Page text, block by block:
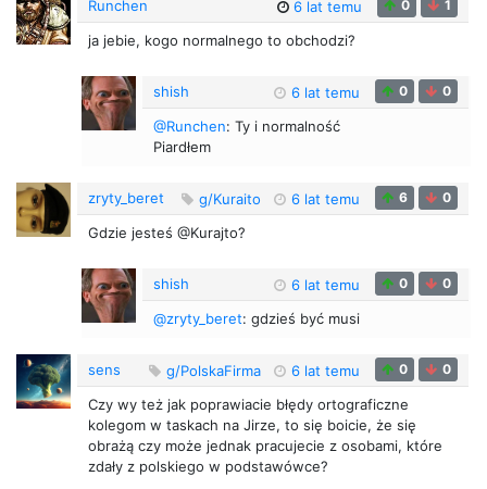
Runchen 6 lat temu 0 1
ja jebie, kogo normalnego to obchodzi?
shish 6 lat temu 0 0
@Runchen: Ty i normalność
Piardłem
zryty_beret g/Kuraito 6 lat temu 6 0
Gdzie jesteś @Kurajto?
shish 6 lat temu 0 0
@zryty_beret: gdzieś być musi
sens g/PolskaFirma 6 lat temu 0 0
Czy wy też jak poprawiacie błędy ortograficzne
kolegom w taskach na Jirze, to się boicie, że się
obrażą czy może jednak pracujecie z osobami, które
zdały z polskiego w podstawówce?